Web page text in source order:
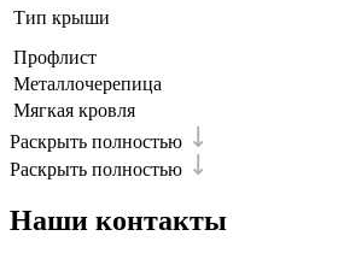
Тип крыши
Профлист
Металлочерепица
Мягкая кровля
Раскрыть полностью
Раскрыть полностью
Наши контакты